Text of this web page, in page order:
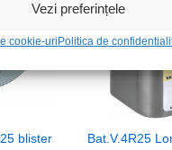
Vezi preferințele
cookie-uriPolitica de
blister Bat.V.4R25